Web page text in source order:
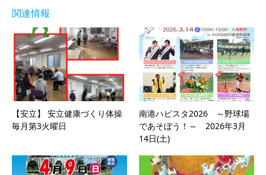
関連情報
【安立】 安立健康づくり体操
毎月第3火曜日
南港ハピスタ2026 ～野球場
であそぼう！～ 2026年3月
14日(土)